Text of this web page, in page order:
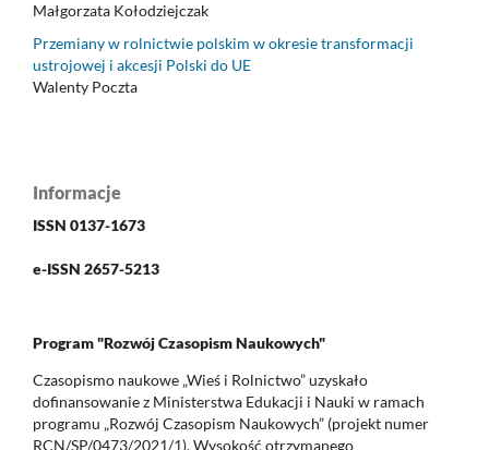
Małgorzata Kołodziejczak
Przemiany w rolnictwie polskim w okresie transformacji
ustrojowej i akcesji Polski do UE
Walenty Poczta
Informacje
ISSN 0137-1673
e-ISSN 2657-5213
Program "Rozwój Czasopism Naukowych"
Czasopismo naukowe „Wieś i Rolnictwo” uzyskało
dofinansowanie z Ministerstwa Edukacji i Nauki w ramach
programu „Rozwój Czasopism Naukowych” (projekt numer
RCN/SP/0473/2021/1). Wysokość otrzymanego